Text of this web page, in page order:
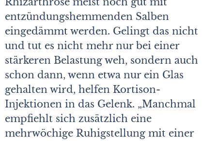
entzündungshemmenden Salben
eingedämmt werden. Gelingt das nicht
und tut es nicht mehr nur bei einer
stärkeren Belastung weh, sondern auch
schon dann, wenn etwa nur ein Glas
gehalten wird, helfen Kortison-
Injektionen in das Gelenk. „Manchmal
empfiehlt sich zusätzlich eine
mehrwöchige Ruhigstellung mit einer